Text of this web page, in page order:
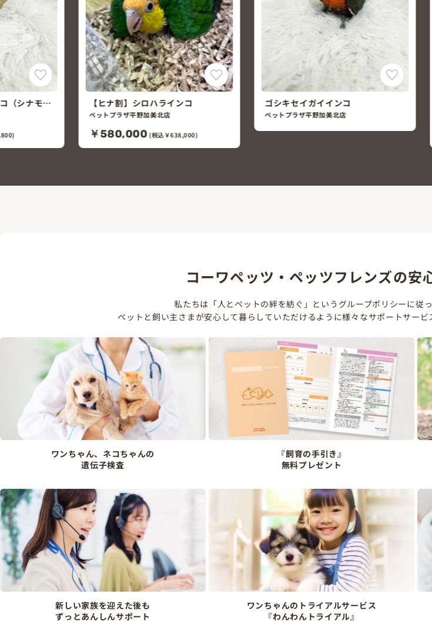
コ ゴシキセイガイインコ
ペットプラザ平野加美北店
【ヒナ割】ホオミドリウロコインコ
（ミント）
ペットプラザ平野加美北店
￥137,600
コーワペッツ・ペッツフレンズの安
私たちは「人とペットの絆を紡ぐ」というグループポリシーに従っ
ペットと飼い主さまが安心して暮らしていただけるように様々なサポートサービ
ワンちゃん、ネコちゃんの
遺伝子検査
『飼育の手引き』
無料プレゼント
新しい家族を迎えた後も
ずっとあんしんサポート
ワンちゃんのトライアルサービス
『わんわんトライアル』